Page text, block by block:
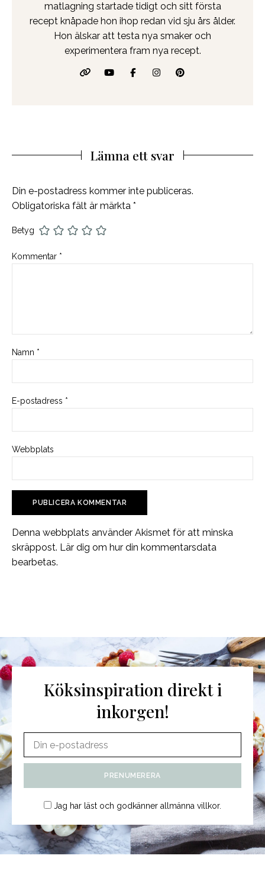
matlagning startade tidigt och sitt första
recept knåpade hon ihop redan vid sju års ålder.
Hon älskar att testa nya smaker och
experimentera fram nya recept.
Lämna ett svar
Din e-postadress kommer inte publiceras.
Obligatoriska fält är märkta *
Betyg
Kommentar *
Namn *
E-postadress *
Webbplats
Denna webbplats använder Akismet för att minska
skräppost. Lär dig om hur din kommentarsdata
bearbetas.
Köksinspiration direkt i
inkorgen!
Jag har läst och godkänner allmänna villkor.